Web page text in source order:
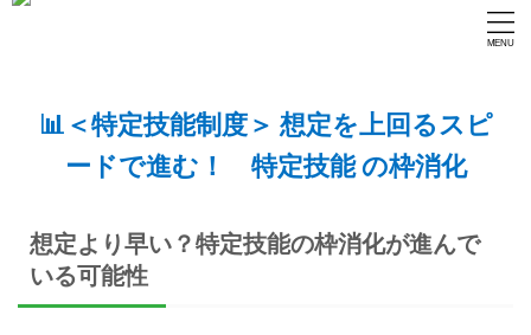
📊＜特定技能制度＞ 想定を上回るスピ
ードで進む！ 特定技能 の枠消化
想定より早い？特定技能の枠消化が進んで
いる可能性